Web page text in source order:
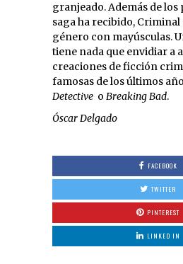
granjeado. Además de los
saga ha recibido, Criminal
género con mayúsculas.
tiene nada que envidiar a
creaciones de ficción
famosas de los últimos
Detective o Breaking Bad.
Óscar Delgado
FACEBOOK
TWITTER
PINTEREST
LINKED IN